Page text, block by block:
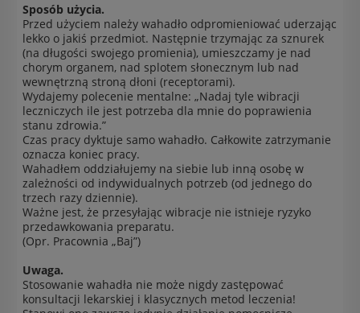
Sposób użycia.
Przed użyciem należy wahadło odpromieniować uderzając
lekko o jakiś przedmiot. Następnie trzymając za sznurek
(na długości swojego promienia), umieszczamy je nad
chorym organem, nad splotem słonecznym lub nad
wewnętrzną stroną dłoni (receptorami).
Wydajemy polecenie mentalne: „Nadaj tyle wibracji
leczniczych ile jest potrzeba dla mnie do poprawienia
stanu zdrowia.”
Czas pracy dyktuje samo wahadło. Całkowite zatrzymanie
oznacza koniec pracy.
Wahadłem oddziałujemy na siebie lub inną osobę w
zależności od indywidualnych potrzeb (od jednego do
trzech razy dziennie).
Ważne jest, że przesyłając wibracje nie istnieje ryzyko
przedawkowania preparatu.
(Opr. Pracownia „Baj”)
Uwaga.
Stosowanie wahadła nie może nigdy zastępować
konsultacji lekarskiej i klasycznych metod leczenia!